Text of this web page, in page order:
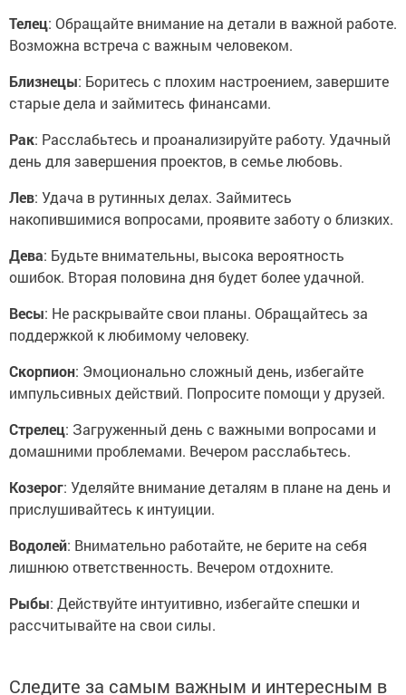
Телец: Обращайте внимание на детали в важной работе.
Возможна встреча с важным человеком.
Близнецы: Боритесь с плохим настроением, завершите
старые дела и займитесь финансами.
Рак: Расслабьтесь и проанализируйте работу. Удачный
день для завершения проектов, в семье любовь.
Лев: Удача в рутинных делах. Займитесь
накопившимися вопросами, проявите заботу о близких.
Дева: Будьте внимательны, высока вероятность
ошибок. Вторая половина дня будет более удачной.
Весы: Не раскрывайте свои планы. Обращайтесь за
поддержкой к любимому человеку.
Скорпион: Эмоционально сложный день, избегайте
импульсивных действий. Попросите помощи у друзей.
Стрелец: Загруженный день с важными вопросами и
домашними проблемами. Вечером расслабьтесь.
Козерог: Уделяйте внимание деталям в плане на день и
прислушивайтесь к интуиции.
Водолей: Внимательно работайте, не берите на себя
лишнюю ответственность. Вечером отдохните.
Рыбы: Действуйте интуитивно, избегайте спешки и
рассчитывайте на свои силы.
Следите за самым важным и интересным в